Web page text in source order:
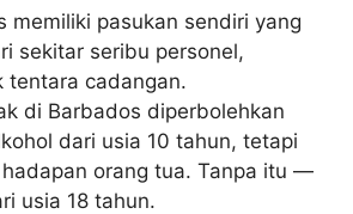
memiliki pasukan sendiri yang
sekitar seribu personel,
tentara cadangan.
di Barbados diperbolehkan
dari usia 10 tahun, tetapi
orang tua. Tanpa itu —
usia 18 tahun.